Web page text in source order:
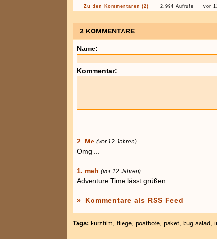
Zu den Kommentaren (2) 2.994 Aufrufe vor
2 KOMMENTARE
Name:
Kommentar:
2. Me (vor 12 Jahren)
Omg ...
1. meh (vor 12 Jahren)
Adventure Time lässt grüßen...
» Kommentare als RSS Feed
Tags: kurzfilm, fliege, postbote, paket, bug salad,